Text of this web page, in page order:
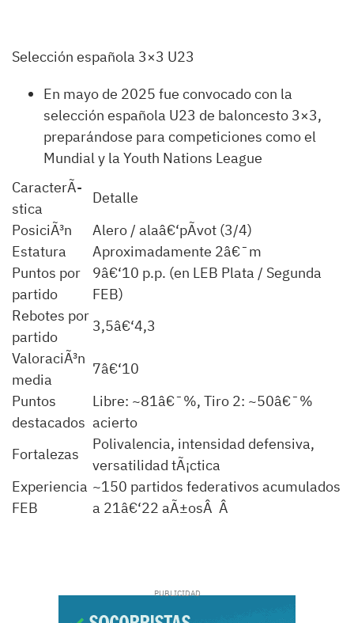
Selección española 3×3 U23
En mayo de 2025 fue convocado con la
selección española U23 de baloncesto 3×3,
preparándose para competiciones como el
Mundial y la Youth Nations League
CaracterÃ­
stica
Detalle
PosiciÃ³n
Alero / alaâ€‘pÃ­vot (3/4)
Estatura
Aproximadamente 2â€¯m
Puntos por
partido
9â€‘10 p.p. (en LEB Plata / Segunda
FEB)
Rebotes por
partido
3,5â€‘4,3
ValoraciÃ³n
media
7â€‘10
Puntos
destacados
Libre: ~81â€¯%, Tiro 2: ~50â€¯%
acierto
Fortalezas
Polivalencia, intensidad defensiva,
versatilidad tÃ¡ctica
Experiencia
FEB
~150 partidos federativos acumulados
a 21â€‘22 aÃ±osÂ Â